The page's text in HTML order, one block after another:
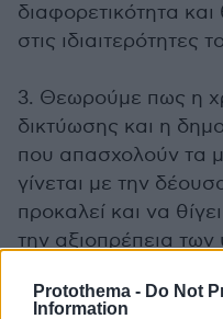
Protothema - Do Not
Information
διαφορετικότητα
στις ιδιαιτερότητες
3. Θεωρούμε πως η
δικτύωσης και η
που απασχολούν τα
γίνεται με την
προκαλεί και να
την αξιοπρέπεια
δασκάλων του
μπορεί να λάβουν